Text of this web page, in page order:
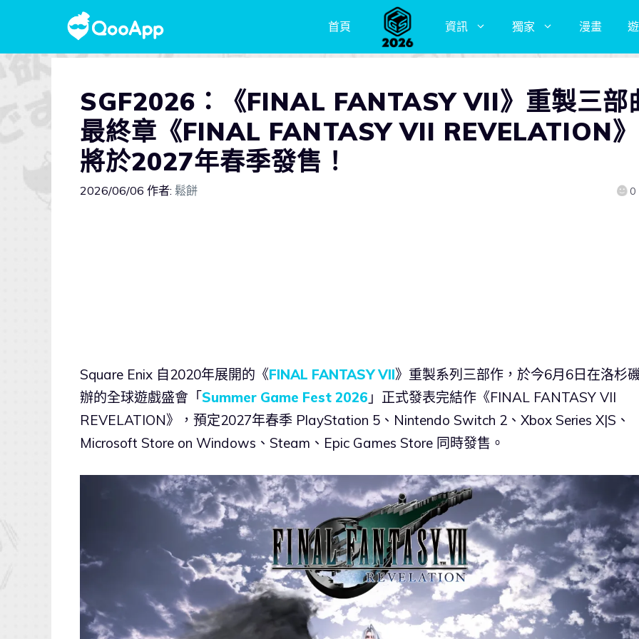
首頁 資訊 獨家 漫畫
SGF2026：《FINAL FANTASY VII》重製三部
最終章《FINAL FANTASY VII REVELATION》
將於2027年春季發售！
2026/06/06 作者: 鬆餅 0
Square Enix 自2020年展開的《FINAL FANTASY VII》重製系列三部作，於今6月6日在洛杉
辦的全球遊戲盛會「Summer Game Fest 2026 」正式發表完結作《FINAL FANTASY VII
REVELATION》，預定2027年春季 PlayStation 5、Nintendo Switch 2、Xbox Series X|S、
Microsoft Store on Windows、Steam、Epic Games Store 同時發售。